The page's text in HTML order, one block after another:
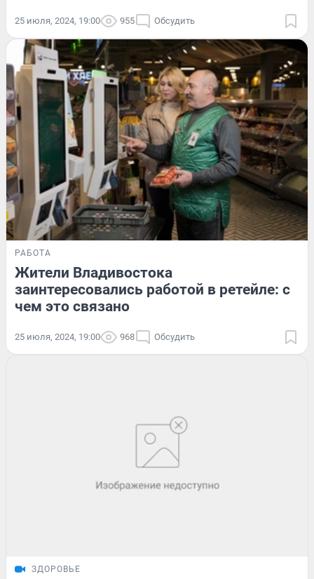
25 июля, 2024, 19:00 955 Обсудить
РАБОТА
Жители Владивостока
заинтересовались работой в ретейле: с
чем это связано
25 июля, 2024, 19:00 968 Обсудить
ЗДОРОВЬЕ